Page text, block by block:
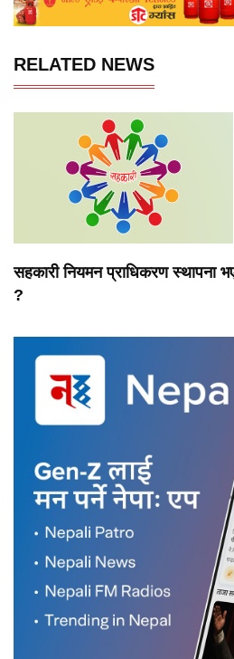
RELATED NEWS
सहकारी नियमन प्राधिकरण स्थापना
?